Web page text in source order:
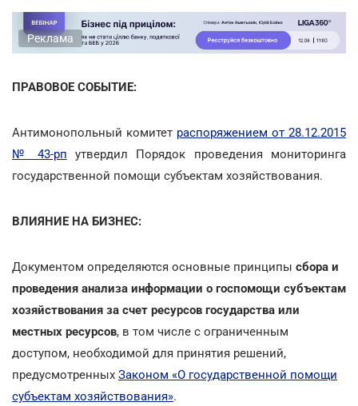
Реклама
ПРАВОВОЕ СОБЫТИЕ:
Антимонопольный комитет распоряжением от 28.12.2015
№ 43-рп утвердил Порядок проведения мониторинга
государственной помощи субъектам хозяйствования.
ВЛИЯНИЕ НА БИЗНЕС:
Документом определяются основные принципы сбора и
проведения анализа информации о госпомощи субъектам
хозяйствования за счет ресурсов государства или
местных ресурсов, в том числе с ограниченным
доступом, необходимой для принятия решений,
предусмотренных Законом «О государственной помощи
субъектам хозяйствования».